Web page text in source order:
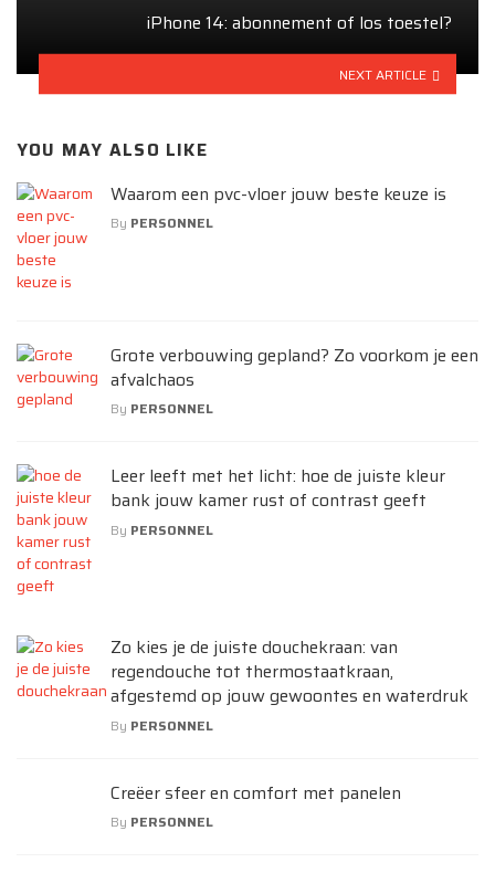
iPhone 14: abonnement of los toestel?
NEXT ARTICLE
YOU MAY ALSO LIKE
Waarom een pvc-vloer jouw beste keuze is
By PERSONNEL
Grote verbouwing gepland? Zo voorkom je een
afvalchaos
By PERSONNEL
Leer leeft met het licht: hoe de juiste kleur
bank jouw kamer rust of contrast geeft
By PERSONNEL
Zo kies je de juiste douchekraan: van
regendouche tot thermostaatkraan,
afgestemd op jouw gewoontes en waterdruk
By PERSONNEL
Creëer sfeer en comfort met panelen
By PERSONNEL